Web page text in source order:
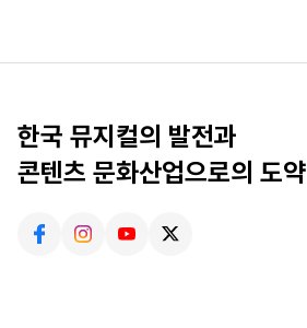
한국 뮤지컬의 발전과
콘텐츠 문화산업으로의 도약